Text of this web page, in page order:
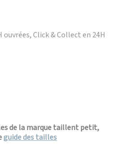
ouvrées, Click & Collect en 24H
de la marque taillent petit,
guide des tailles